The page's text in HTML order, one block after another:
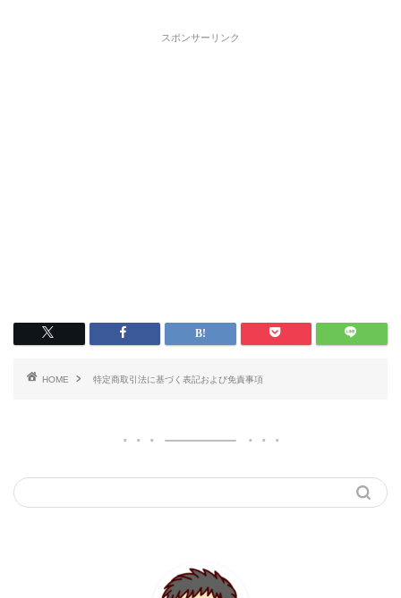
スポンサーリンク
HOME 特定商取引法に基づく表記および免責事項